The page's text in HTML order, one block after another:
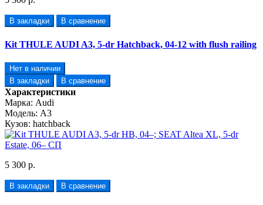
В закладки В сравнение
Kit THULE AUDI A3, 5-dr Hatchback, 04-12 with flush railing
Нет в наличии
В закладки
В сравнение
Характеристики
Марка: Audi
Модель: A3
Кузов: hatchback
5 300 р.
В закладки В сравнение